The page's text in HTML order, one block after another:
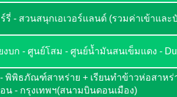
รี่ - สวนสนุกเอเวอร์แลนด์ (รวมค่าเข้าแล
งบก - ศูนย์โสม - ศูนย์น้ำมันสนเข็มแดง -
พิพิธภัณฑ์สาหร่าย + เรียนทำข้าวห่อสาหร่
- กรุงเทพฯ(สนามบินดอนเมือง)